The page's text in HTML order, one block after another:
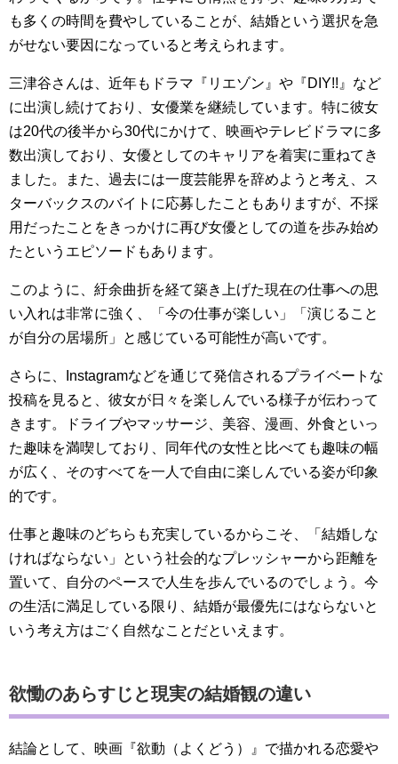
も多くの時間を費やしていることが、結婚という選択を急
がせない要因になっていると考えられます。
三津谷さんは、近年もドラマ『リエゾン』や『DIY!!』など
に出演し続けており、女優業を継続しています。特に彼女
は20代の後半から30代にかけて、映画やテレビドラマに多
数出演しており、女優としてのキャリアを着実に重ねてき
ました。また、過去には一度芸能界を辞めようと考え、ス
ターバックスのバイトに応募したこともありますが、不採
用だったことをきっかけに再び女優としての道を歩み始め
たというエピソードもあります。
このように、紆余曲折を経て築き上げた現在の仕事への思
い入れは非常に強く、「今の仕事が楽しい」「演じること
が自分の居場所」と感じている可能性が高いです。
さらに、Instagramなどを通じて発信されるプライベートな
投稿を見ると、彼女が日々を楽しんでいる様子が伝わって
きます。ドライブやマッサージ、美容、漫画、外食といっ
た趣味を満喫しており、同年代の女性と比べても趣味の幅
が広く、そのすべてを一人で自由に楽しんでいる姿が印象
的です。
仕事と趣味のどちらも充実しているからこそ、「結婚しな
ければならない」という社会的なプレッシャーから距離を
置いて、自分のペースで人生を歩んでいるのでしょう。今
の生活に満足している限り、結婚が最優先にはならないと
いう考え方はごく自然なことだといえます。
欲慟のあらすじと現実の結婚観の違い
結論として、映画『欲動（よくどう）』で描かれる恋愛や